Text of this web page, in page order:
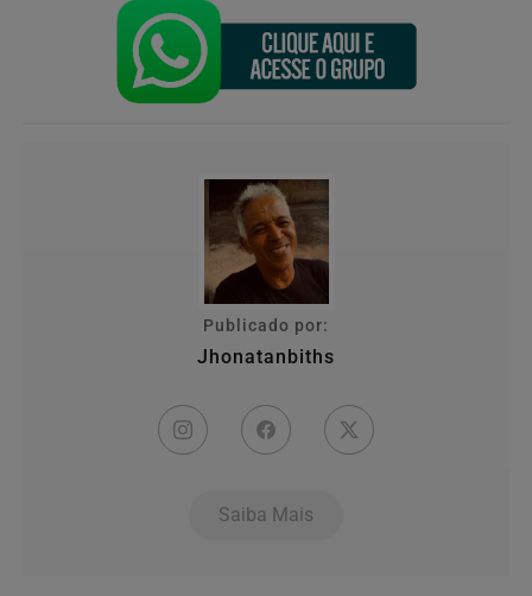
Publicado por:
Jhonatanbiths
Saiba Mais